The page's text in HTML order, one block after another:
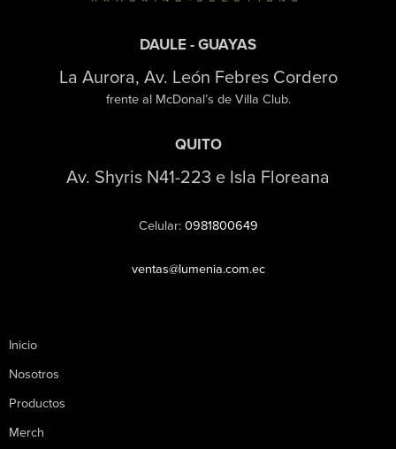
DAULE - GUAYAS
La Aurora, Av. León Febres Cordero
frente al McDonal’s de Villa Club.
QUITO
Av. Shyris N41-223 e Isla Floreana
Celular: 0981800649
ventas@lumenia.com.ec
Inicio
Nosotros
Productos
Merch